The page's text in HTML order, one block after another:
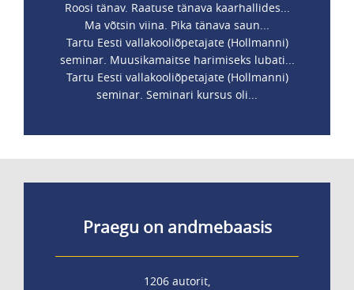
Roosi tänav. Raatuse tänava kaarhallides...
Ma võtsin viina. Pika tänava saun...
Tartu Eesti vallakooliõpetajate (Hollmanni)
seminar. Muusikamaitse harimiseks lubati...
Tartu Eesti vallakooliõpetajate (Hollmanni)
seminar. Seminari kursus oli...
Praegu on andmebaasis
1206 autorit,